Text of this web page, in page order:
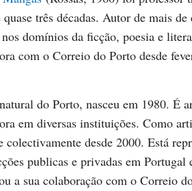
três décadas. Autor de mais de
nos domínios da ficção, poesia e
com o Correio do Porto desde
natural do Porto, nasceu em 1980. É
em diversas instituições. Como
desde 2000. Está
publicas e privadas em Portugal
a sua colaboração com o Correio